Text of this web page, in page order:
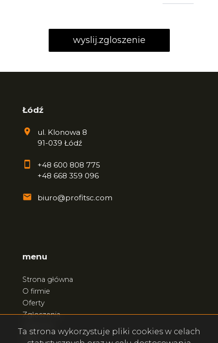
Łódź
ul. Klonowa 8
91-039 Łódź
+48 600 808 775
+48 668 359 096
biuro@profitsc.com
menu
Strona główna
O firmie
Oferty
Zgłoszenia
Ta strona wykorzystuje pliki cookies w celach